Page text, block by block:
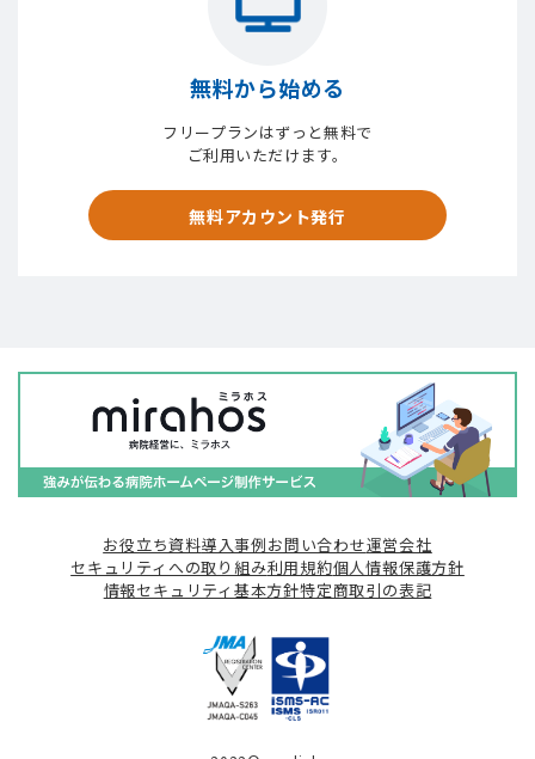
無料から始める
フリープランはずっと無料で
ご利用いただけます。
無料アカウント発行
お役立ち資料導入事例お問い合わせ運営会社
セキュリティへの取り組み利用規約個人情報保護方針
情報セキュリティ基本方針特定商取引の表記